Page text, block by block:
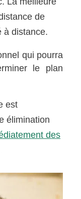
de
à distance.
qui pourra
le plan
est
élimination
des